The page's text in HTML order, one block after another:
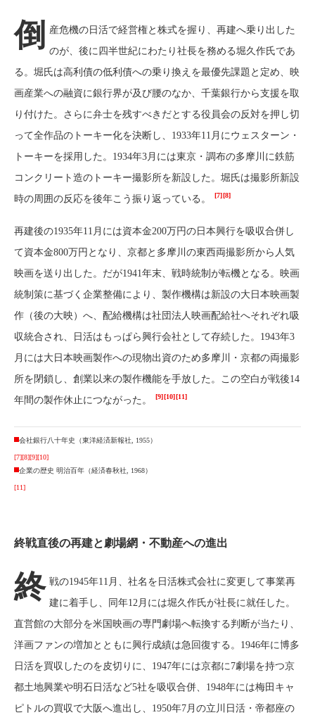
倒 産危機の日活で経営権と株式を握り、再建へ乗り出した
のが、後に四半世紀にわたり社長を務める堀久作氏であ
る。堀氏は高利債の低利債への乗り換えを最優先課題と定め、映
画産業への融資に銀行界が及び腰のなか、千葉銀行から支援を取
り付けた。さらに弁士を残すべきだとする役員会の反対を押し切
って全作品のトーキー化を決断し、1933年11月にウェスターン・
トーキーを採用した。1934年3月には東京・調布の多摩川に鉄筋
コンクリート造のトーキー撮影所を新設した。堀氏は撮影所新設
時の周囲の反応を後年こう振り返っている。
[7] [8]
再建後の1935年11月には資本金200万円の日本興行を吸収合併し
て資本金800万円となり、京都と多摩川の東西両撮影所から人気
映画を送り出した。だが1941年末、戦時統制が転機となる。映画
統制策に基づく企業整備により、製作機構は新設の大日本映画製
作（後の大映）へ、配給機構は社団法人映画配給社へそれぞれ吸
収統合され、日活はもっぱら興行会社として存続した。1943年3
月には大日本映画製作への現物出資のため多摩川・京都の両撮影
所を閉鎖し、創業以来の製作機能を手放した。この空白が戦後14
年間の製作休止につながった。
[9] [10] [11]
会社銀行八十年史（東洋経済新報社, 1955）
[7][8][9][10]
企業の歴史 明治百年（経済春秋社, 1968）
[11]
終戦直後の再建と劇場網・不動産への進出
終 戦の1945年11月、社名を日活株式会社に変更して事業再
建に着手し、同年12月には堀久作氏が社長に就任した。
直営館の大部分を米国映画の専門劇場へ転換する判断が当たり、
洋画ファンの増加とともに興行成績は急回復する。1946年に博多
日活を買収したのを皮切りに、1947年には京都に7劇場を持つ京
都土地興業や明石日活など5社を吸収合併、1948年には梅田キャ
ピトルの買収で大阪へ進出し、1950年7月の立川日活・帝都座の